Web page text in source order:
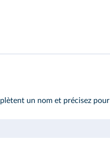
un nom et précisez pour